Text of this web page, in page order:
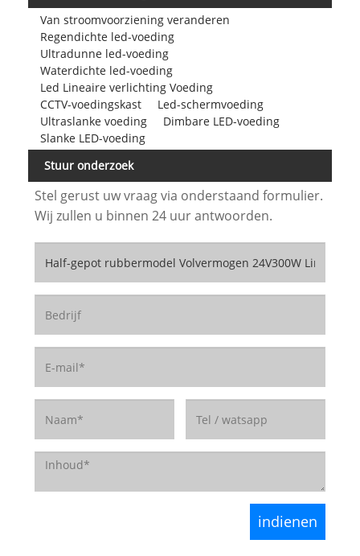
Van stroomvoorziening veranderen
Regendichte led-voeding
Ultradunne led-voeding
Waterdichte led-voeding
Led Lineaire verlichting Voeding
CCTV-voedingskast
Led-schermvoeding
Ultraslanke voeding
Dimbare LED-voeding
Slanke LED-voeding
Stuur onderzoek
Stel gerust uw vraag via onderstaand formulier.
Wij zullen u binnen 24 uur antwoorden.